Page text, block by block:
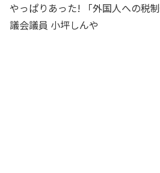
やっぱりあった! 「外国人への税
議会議員 小坪しんや